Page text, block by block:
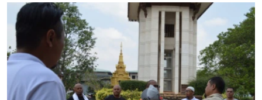
រំលង​
ចូល​
ទៅ​
រចនា
ព្រឹត្តិការណ៍ព័ត៌មាន
ទូរទស្សន៍ / វីដេអូ​
វិទ្យុ / ផតខាសថ៍
កម្មវិធីទាំងអស់